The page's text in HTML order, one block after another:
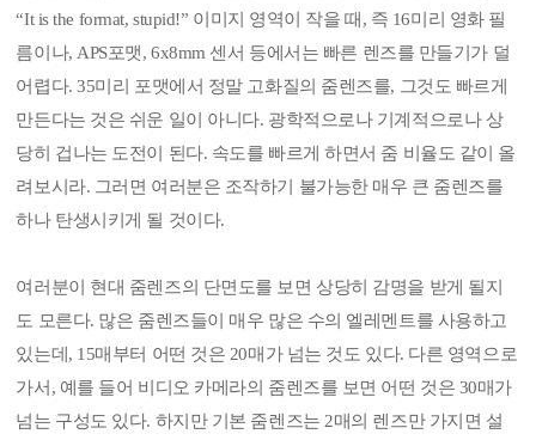
“It is the format, stupid!” 이미지 영역이 작을 때, 즉 16미리 영화 필
름이나, APS포맷, 6x8mm 센서 등에서는 빠른 렌즈를 만들기가 덜
어렵다. 35미리 포맷에서 정말 고화질의 줌렌즈를, 그것도 빠르게
만든다는 것은 쉬운 일이 아니다. 광학적으로나 기계적으로나 상
당히 겁나는 도전이 된다. 속도를 빠르게 하면서 줌 비율도 같이 올
려보시라. 그러면 여러분은 조작하기 불가능한 매우 큰 줌렌즈를
하나 탄생시키게 될 것이다.
여러분이 현대 줌렌즈의 단면도를 보면 상당히 감명을 받게 될지
도 모른다. 많은 줌렌즈들이 매우 많은 수의 엘레멘트를 사용하고
있는데, 15매부터 어떤 것은 20매가 넘는 것도 있다. 다른 영역으로
가서, 예를 들어 비디오 카메라의 줌렌즈를 보면 어떤 것은 30매가
넘는 구성도 있다. 하지만 기본 줌렌즈는 2매의 렌즈만 가지면 설